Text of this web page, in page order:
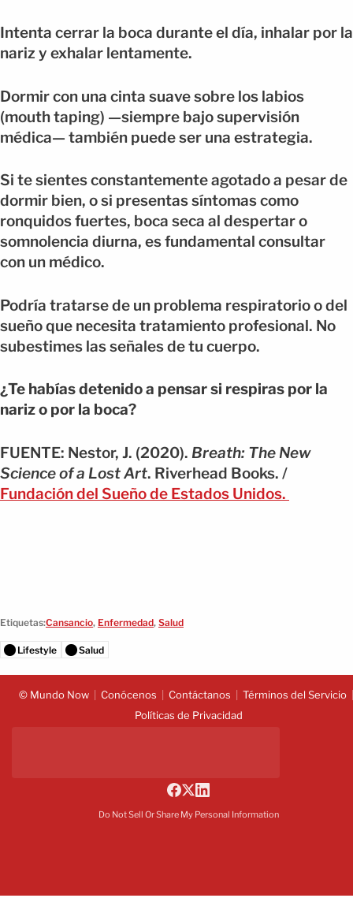
Intenta cerrar la boca durante el día, inhalar por la
nariz y exhalar lentamente.
Dormir con una cinta suave sobre los labios
(mouth taping) —siempre bajo supervisión
médica— también puede ser una estrategia.
Si te sientes constantemente agotado a pesar de
dormir bien, o si presentas síntomas como
ronquidos fuertes, boca seca al despertar o
somnolencia diurna, es fundamental consultar
con un médico.
Podría tratarse de un problema respiratorio o del
sueño que necesita tratamiento profesional. No
subestimes las señales de tu cuerpo.
¿Te habías detenido a pensar si respiras por la
nariz o por la boca?
FUENTE: Nestor, J. (2020). Breath: The New
Science of a Lost Art. Riverhead Books. /
Fundación del Sueño de Estados Unidos.
Etiquetas:Cansancio, Enfermedad, Salud
Lifestyle Salud
© Mundo Now Conócenos Contáctanos
Términos del Servicio
Políticas de Privacidad
Do Not Sell Or Share My Personal Information